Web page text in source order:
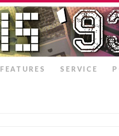
FEATURES SERVICE